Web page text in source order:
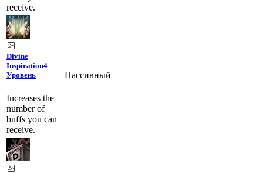
receive.
Divine
Inspiration4
Уровень
Increases the
number of
buffs you can
receive.
Пассивный